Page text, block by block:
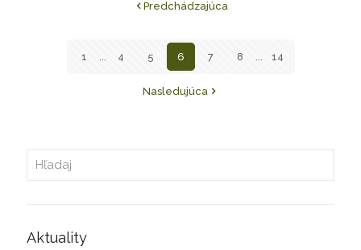
Predchádzajúca
1 4 5 6 7 8 14
Nasledujúca
Aktuality